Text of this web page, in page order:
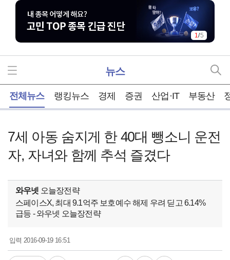
1/5
뉴스
전체뉴스 랭킹뉴스 경제 증권 산업·IT 부동산
7세 아동 숨지게 한 40대 뺑소니 운전
자, 자녀와 함께 추석 즐겼다
와우넷 오늘장전략
스페이스X, 최대 9.1억주 보호예수 해제 우려 딛고 6.14%
급등 - 와우넷 오늘장전략
입력2016-09-19 16:51